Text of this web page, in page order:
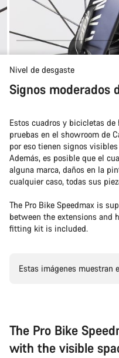
Nivel de desgaste
Signos moderados
Estos cuadros y bicicletas
pruebas en el showroom de
por eso tienen signos
Además, es posible que el
alguna marca, daños en la
cualquier caso, todas sus
The Pro Bike Speedmax is
between the extensions and
fitting kit is included.
Estas imágenes muestran
The Pro Bike
with the visible